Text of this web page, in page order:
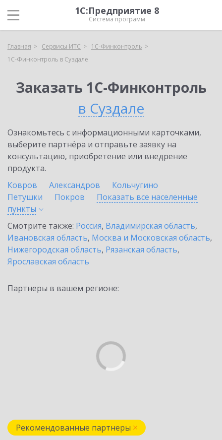
1С:Предприятие 8
Система программ
Главная Сервисы ИТС
1С-Финконтроль
1С-Финконтроль в Суздале
Заказать 1С-Финконтроль
в Суздале
Ознакомьтесь с информационными карточками,
выберите партнёра и отправьте заявку на
консультацию, приобретение или внедрение
продукта.
Ковров
Александров
Кольчугино
Петушки
Покров
Показать все населенные
пункты
Смотрите также: Россия, Владимирская область,
Ивановская область, Москва и Московская область,
Нижегородская область, Рязанская область,
Ярославская область
Партнеры в вашем регионе:
Рекомендованные партнеры